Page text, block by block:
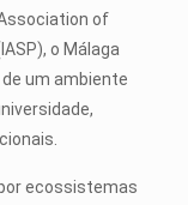
of
o Málaga
um ambiente
ecossistemas